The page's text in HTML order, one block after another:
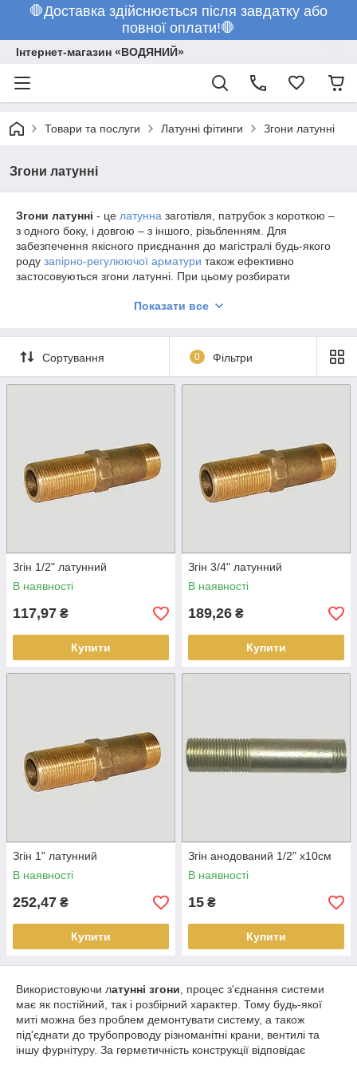
🛑Доставка здійснюється після завдатку або
повної оплати!🛑
Інтернет-магазин «ВОДЯНИЙ»
Товари та послуги Латунні фітинги Згони латунні
Згони латунні
Згони латунні - це латунна заготівля, патрубок з короткою –
з одного боку, і довгою – з іншого, різьбленням. Для
забезпечення якісного приєднання до магістралі будь-якого
роду запірно-регулюючої арматури також ефективно
застосовуються згони латунні. При цьому розбирати
забезпечить високий рівень герметичності і
Показати все
Сортування 0 Фільтри
Згін 1/2" латунний
В наявності
117,97 ₴
Купити
Згін 3/4" латунний
В наявності
189,26 ₴
Купити
Згін 1" латунний
В наявності
252,47 ₴
Купити
Згін анодований 1/2" х10см
В наявності
15 ₴
Купити
Використовуючи латунні згони , процес з'єднання системи
має як постійний, так і розбірний характер. Тому будь-якої
миті можна без проблем демонтувати систему, а також
під'єднати до трубопроводу різноманітні крани, вентилі та
іншу фурнітуру. За герметичність конструкції відповідає